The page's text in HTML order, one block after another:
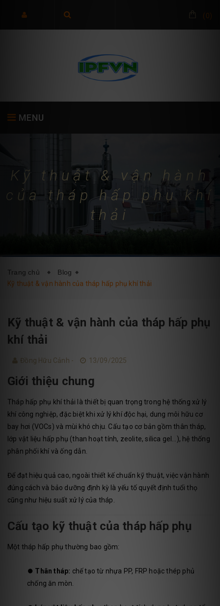
(0)
MENU
GIỚI THIỆU
BLOG LIÊN HỆ
Kỹ thuật & vận hành
của tháp hấp phụ khí
thải
Trang chủ
Blog
Kỹ thuật & vận hành của tháp hấp phụ khí thải
Kỹ thuật & vận hành của tháp hấp phụ
khí thải
Đồng Hữu Cảnh - 13/09/2025
Giới thiệu chung
Tháp hấp phụ khí thải là thiết bị quan trọng trong hệ thống xử lý
khí công nghiệp, đặc biệt khi xử lý khí độc hại, dung môi hữu cơ
bay hơi (VOCs) và mùi khó chịu. Cấu tạo cơ bản gồm thân tháp,
lớp vật liệu hấp phụ (than hoạt tính, zeolite, silica gel…), hệ thống
phân phối khí và ống dẫn.
Để đạt hiệu quả cao, ngoài thiết kế chuẩn kỹ thuật, việc vận hành
đúng cách và bảo dưỡng định kỳ là yếu tố quyết định tuổi thọ
cũng như hiệu suất xử lý của tháp.
Cấu tạo kỹ thuật của tháp hấp phụ
Một tháp hấp phụ thường bao gồm:
⏺️ Thân tháp: chế tạo từ nhựa PP, FRP hoặc thép phủ
chống ăn mòn.